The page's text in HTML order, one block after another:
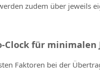
zudem über jeweils
Clock für minimalen
Faktoren bei der